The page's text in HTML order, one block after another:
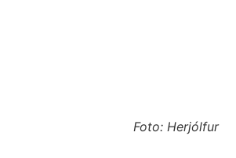
Foto: Herjólfur